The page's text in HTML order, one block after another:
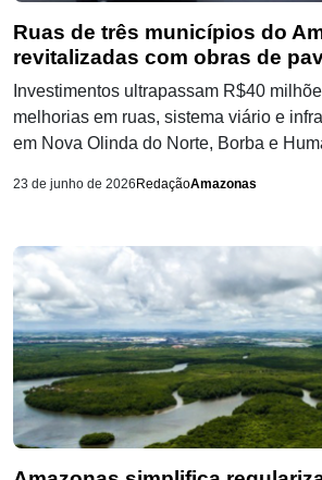
Ruas de três municípios do
revitalizadas com obras de
Investimentos ultrapassam R$40
melhorias em ruas, sistema viário e
em Nova Olinda do Norte, Borba e
23 de junho de 2026 RedaçãoAmazonas